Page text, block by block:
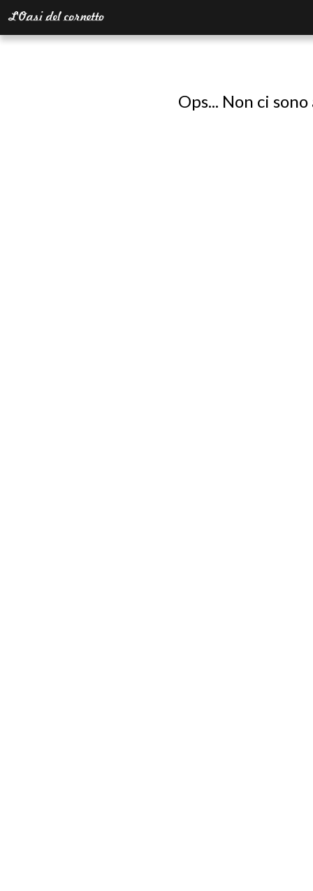
Ops... Non ci